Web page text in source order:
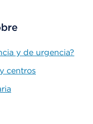
y de urgencia?
centros